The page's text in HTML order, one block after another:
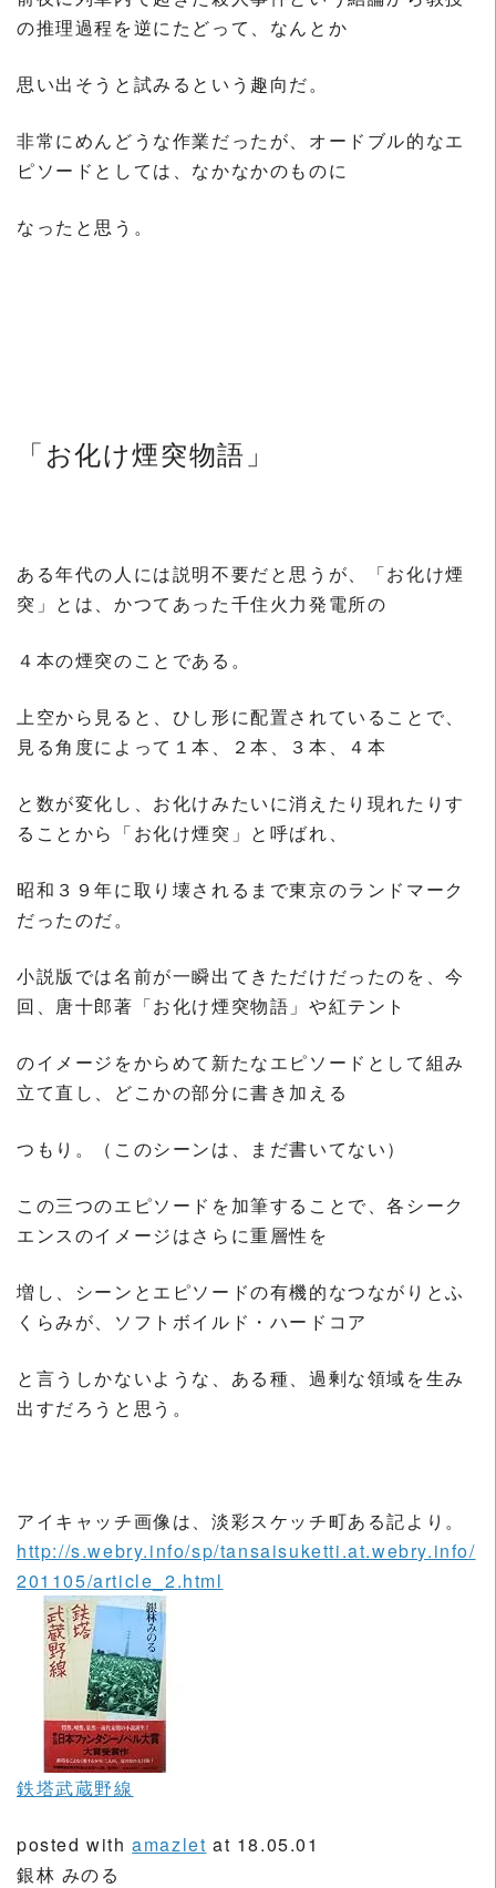
の推理過程を逆にたどって、なんとか
思い出そうと試みるという趣向だ。
非常にめんどうな作業だったが、オードブル的なエ
ピソードとしては、なかなかのものに
なったと思う。
「お化け煙突物語」
ある年代の人には説明不要だと思うが、「お化け煙
突」とは、かつてあった千住火力発電所の
４本の煙突のことである。
上空から見ると、ひし形に配置されていることで、
見る角度によって１本、２本、３本、４本
と数が変化し、お化けみたいに消えたり現れたりす
ることから「お化け煙突」と呼ばれ、
昭和３９年に取り壊されるまで東京のランドマーク
だったのだ。
小説版では名前が一瞬出てきただけだったのを、今
回、唐十郎著「お化け煙突物語」や紅テント
のイメージをからめて新たなエピソードとして組み
立て直し、どこかの部分に書き加える
つもり。（このシーンは、まだ書いてない）
この三つのエピソードを加筆することで、各シーク
エンスのイメージはさらに重層性を
増し、シーンとエピソードの有機的なつながりとふ
くらみが、ソフトボイルド・ハードコア
と言うしかないような、ある種、過剰な領域を生み
出すだろうと思う。
アイキャッチ画像は、淡彩スケッチ町ある記より。
http://s.webry.info/sp/tansaisuketti.at.webry.info/
201105/article_2.html
鉄塔武蔵野線
posted withamazlet at 18.05.01
銀林 みのる